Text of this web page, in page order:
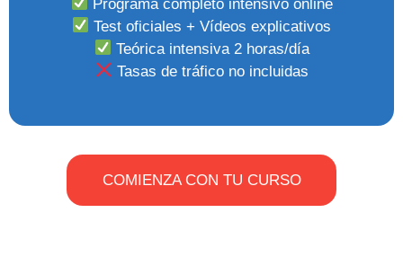
Programa completo intensivo online
Test oficiales + Vídeos explicativos
Teórica intensiva 2 horas/día
Tasas de tráfico no incluidas
COMIENZA CON TU CURSO